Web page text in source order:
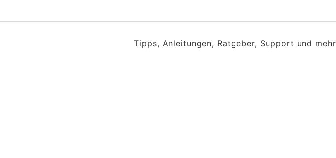
Tipps, Anleitungen, Ratgeber, Support und mehr